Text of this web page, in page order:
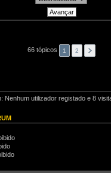
66 tópicos 1 2
Nenhum utilizador registado e 8